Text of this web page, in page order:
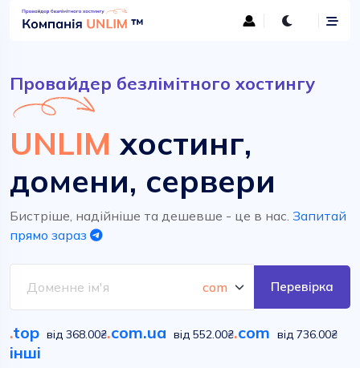
Провайдер безлімітного хостингу
UNLIM хостинг,
домени, сервери
Бистріше, надійніше та дешевше - це в нас. Запитай
прямо зараз
Перевірка
.top від 368.00₴.com.ua від 552.00₴.com від 736.00₴
інші